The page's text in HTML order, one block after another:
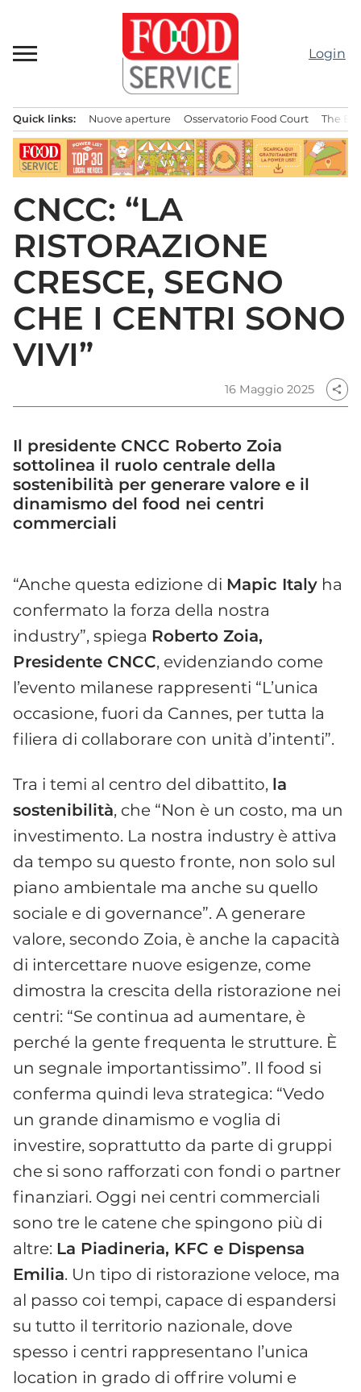
contenuto
Login
principale
Quick links: Nuove aperture Osservatorio Food Court The
CNCC: “LA
RISTORAZIONE
CRESCE, SEGNO
CHE I CENTRI SONO
VIVI”
16 Maggio 2025 share
Il presidente CNCC Roberto Zoia
sottolinea il ruolo centrale della
sostenibilità per generare valore e il
dinamismo del food nei centri
commerciali
“Anche questa edizione di Mapic Italy ha
confermato la forza della nostra
industry”, spiega Roberto Zoia,
Presidente CNCC, evidenziando come
l’evento milanese rappresenti “L’unica
occasione, fuori da Cannes, per tutta la
filiera di collaborare con unità d’intenti”.
Tra i temi al centro del dibattito, la
sostenibilità, che “Non è un costo, ma un
investimento. La nostra industry è attiva
da tempo su questo fronte, non solo sul
piano ambientale ma anche su quello
sociale e di governance”. A generare
valore, secondo Zoia, è anche la capacità
di intercettare nuove esigenze, come
dimostra la crescita della ristorazione nei
centri: “Se continua ad aumentare, è
perché la gente frequenta le strutture. È
un segnale importantissimo”. Il food si
conferma quindi leva strategica: “Vedo
un grande dinamismo e voglia di
investire, soprattutto da parte di gruppi
che si sono rafforzati con fondi o partner
finanziari. Oggi nei centri commerciali
sono tre le catene che spingono più di
altre: La Piadineria, KFC e Dispensa
Emilia. Un tipo di ristorazione veloce, ma
al passo coi tempi, capace di espandersi
su tutto il territorio nazionale, dove
spesso i centri rappresentano l’unica
location in grado di offrire volumi e